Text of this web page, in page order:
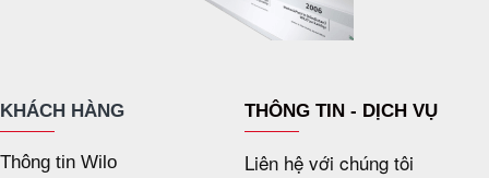
KHÁCH HÀNG
Thông tin Wilo
THÔNG TIN - DỊCH VỤ
Liên hệ với chúng tôi